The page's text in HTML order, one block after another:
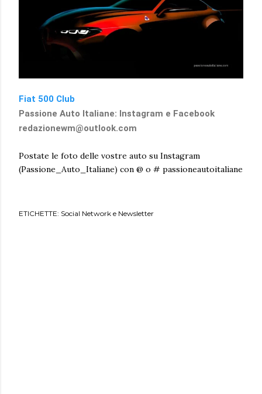
Fiat 500 Club
Passione Auto Italiane: Instagram e Facebook
redazionewm@outlook.com
Postate le foto delle vostre auto su Instagram
(Passione_Auto_Italiane) con @ o # passioneautoitaliane
ETICHETTE: Social Network e Newsletter